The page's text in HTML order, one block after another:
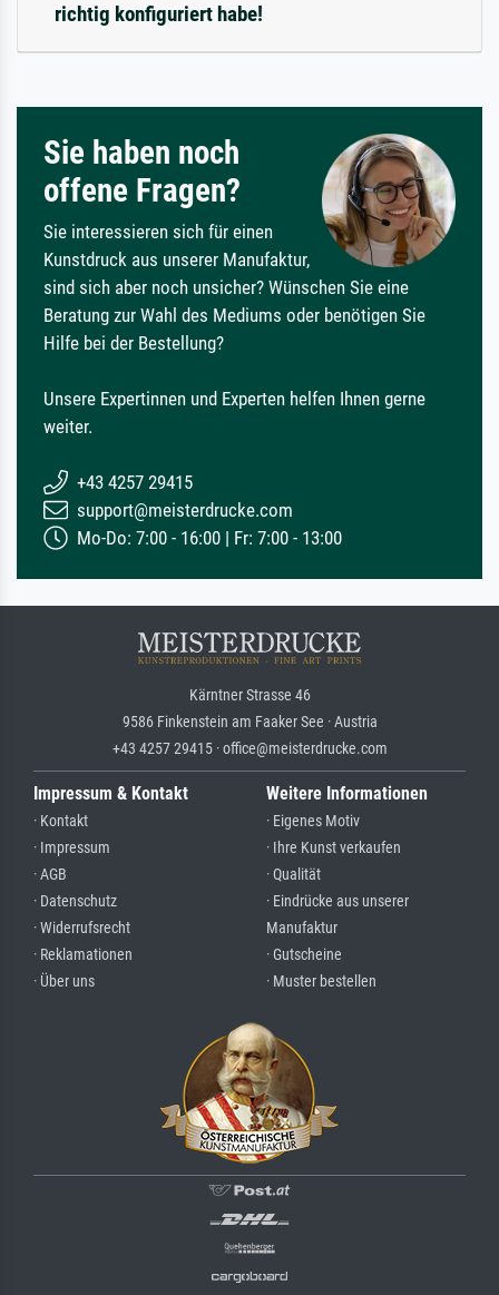
richtig konfiguriert habe!
Sie haben noch
offene Fragen?
Sie interessieren sich für einen
Kunstdruck aus unserer Manufaktur,
sind sich aber noch unsicher? Wünschen Sie eine
Beratung zur Wahl des Mediums oder benötigen Sie
Hilfe bei der Bestellung?
Unsere Expertinnen und Experten helfen Ihnen gerne
weiter.
+43 4257 29415
support@meisterdrucke.com
Mo-Do: 7:00 - 16:00 | Fr: 7:00 - 13:00
Kärntner Strasse 46
9586 Finkenstein am Faaker See · Austria
+43 4257 29415 · office@meisterdrucke.com
Impressum & Kontakt
· Kontakt
· Impressum
· AGB
· Datenschutz
· Widerrufsrecht
· Reklamationen
· Über uns
Weitere Informationen
· Eigenes Motiv
· Ihre Kunst verkaufen
· Qualität
· Eindrücke aus unserer
Manufaktur
· Gutscheine
· Muster bestellen